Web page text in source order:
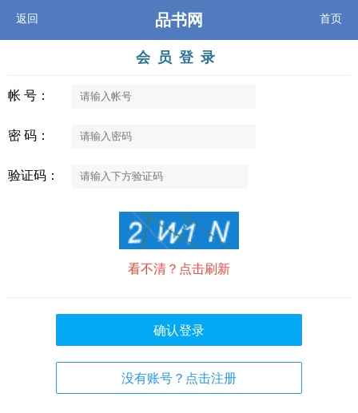
返回 品书网 首页
会员登录
帐 号：
密 码：
验证码：
看不清？点击刷新
确认登录
没有账号？点击注册